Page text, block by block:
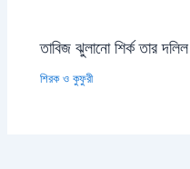
তাবিজ ঝুলানো শির্ক তার দলিল
শিরক ও কুফুরী